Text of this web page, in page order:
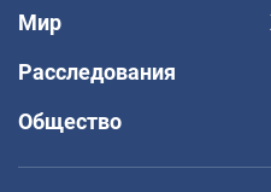
Мир
Расследования
Общество